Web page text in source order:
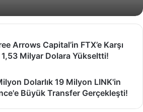
Arrows Capital’in FTX’e Karşı
1,53 Milyar Dolara Yükseltti!
Dolarlık 19 Milyon LINK'in
Büyük Transfer Gerçekleşti!